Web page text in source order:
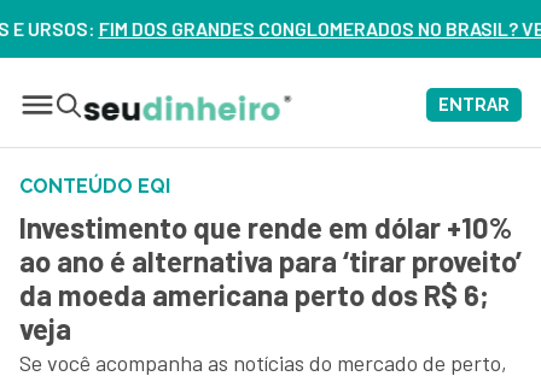
FIM DOS GRANDES CONGLOMERADOS NO BRASIL? VEJA
ENTRAR
CONTEÚDO EQI
Investimento que rende em dólar +10%
ao ano é alternativa para ‘tirar proveito’
da moeda americana perto dos R$ 6;
veja
Se você acompanha as notícias do mercado de perto,